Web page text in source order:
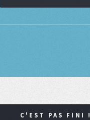
C'EST PAS FINI !